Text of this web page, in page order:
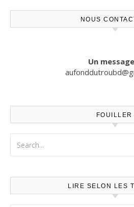
NOUS
Un
FOUILLER
LIRE SELON LES